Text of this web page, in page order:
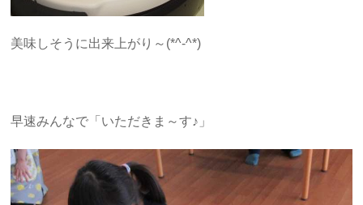
美味しそうに出来上がり～(*^-^*)
早速みんなで「いただきま～す♪」